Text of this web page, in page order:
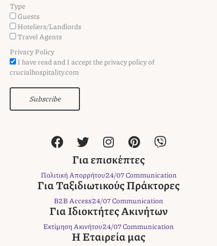
Type
Guests
Hoteliers/Landlords
Travel Agents
Privacy Policy
I have read and I accept the privacy policy of
crucialhospitality.com
Subscribe
F
a
e
b
o
o
k
T
w
i
t
t
e
r
I
n
s
t
a
g
r
a
m
P
i
n
t
e
r
e
s
t
V
i
e
r
Για επισκέπτες
Πολιτική Απορρήτου24/07 Communication
Για Ταξιδιωτικούς Πράκτορες
B2B Access24/07 Communication
Για Ιδιοκτήτες Ακινήτων
Εκτίμηση Ακινήτου24/07 Communication
Η Εταιρεία μας